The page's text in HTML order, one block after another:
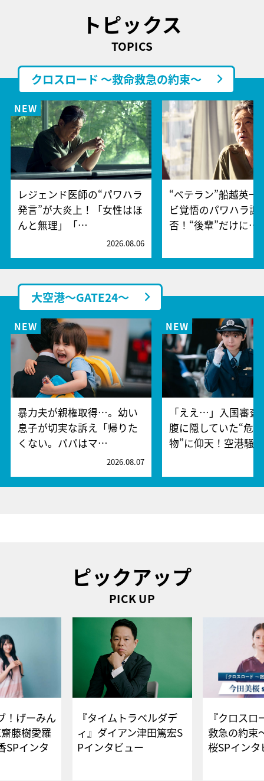
トピックス
TOPICS
クロスロード ～救命救急の約束～
レジェンド医師の“パワハラ
発言”が大炎上！「女性はほ
んと無理」「…
2026.08.06
“ベテラン”船越英一
ビ覚悟のパワハラ謝
否！“後輩”だけに…
大空港～GATE24～
暴力夫が親権取得…。幼い
息子が切実な訴え「帰りた
くない。パパはマ…
2026.08.07
「ええ…」入国審査
腹に隠していた“危
物”に仰天！空港騒
ピックアップ
PICK UP
！げーみん
藤樹愛羅
SPインタ
『タイムトラベルダデ
ィ』ダイアン津田篤宏S
Pインタビュー
『クロス
救急の約束
桜SPイ